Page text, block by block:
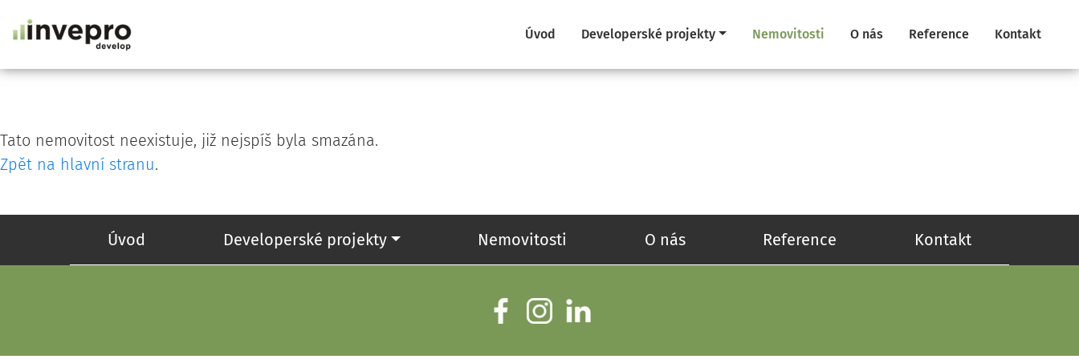
Úvod Developerské projekty Nemovitosti O nás Reference Kontakt
Tato nemovitost neexistuje, již nejspíš byla smazána.
Zpět na hlavní stranu.
Úvod Developerské projekty Nemovitosti O nás Reference Kontakt